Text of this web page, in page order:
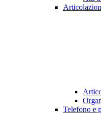
Telefono e